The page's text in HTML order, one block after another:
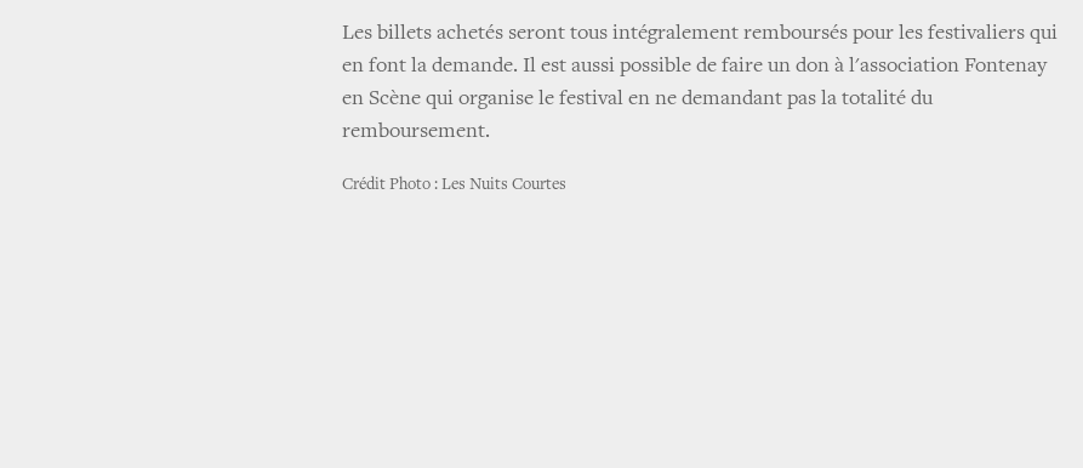
Les billets achetés seront tous intégralement remboursés pour les festivaliers qui
en font la demande. Il est aussi possible de faire un don à l'association Fontenay
en Scène qui organise le festival en ne demandant pas la totalité du
remboursement.
Crédit Photo : Les Nuits Courtes